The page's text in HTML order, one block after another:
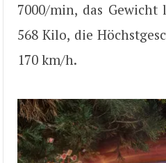
7000/min, das Gewicht
568 Kilo, die
170 km/h.